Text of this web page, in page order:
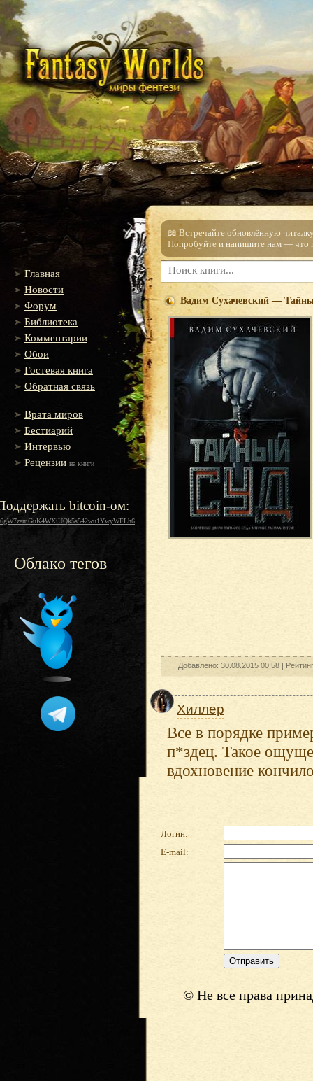
Главная
Новости
Форум
Библиотека
Комментарии
Обои
Гостевая книга
Обратная связь
Врата миров
Бестиарий
Интервью
Рецензии на книги
bitcoin-ом:
Облако тегов
📖 Встречайте обновлённую
Попробуйте и напишите нам — что
Вадим Сухачевский —
Добавлено: 30.08.2015 00:58 |
Хиллер
Все в порядке
п*здец. Такое
вдохновение
Логин:
E-mail:
© Не все права